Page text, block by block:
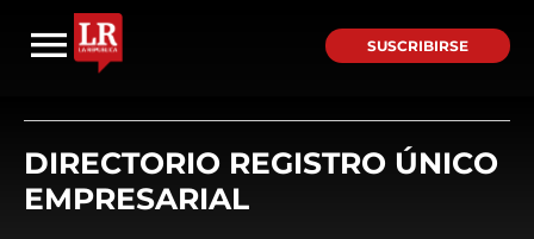
SUSCRIBIRSE
DIRECTORIO REGISTRO ÚNICO
EMPRESARIAL